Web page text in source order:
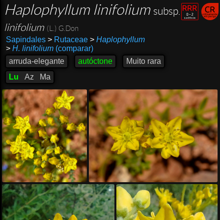
Haplophyllum linifolium subsp.
linifolium (L.) G.Don
Sapindales >Rutaceae > Haplophyllum
> H. linifolium(comparar)
arruda-elegante
autóctone
Muito rara
Lu
Az Ma